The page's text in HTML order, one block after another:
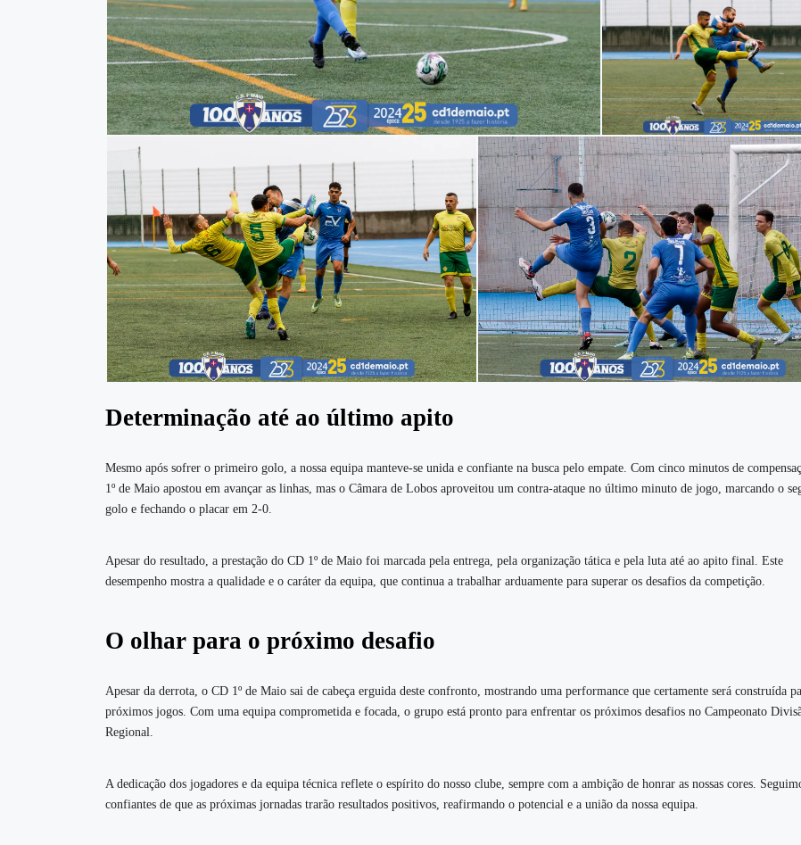
Determinação até ao último apito
Mesmo após sofrer o primeiro golo, a nossa equipa manteve-se unida e confiante na busca pelo empate. Com cinco minutos de
1º de Maio apostou em avançar as linhas, mas o Câmara de Lobos aproveitou um contra-ataque no último minuto de jogo, marcando o
golo e fechando o placar em 2-0.
Apesar do resultado, a prestação do CD 1º de Maio foi marcada pela entrega, pela organização tática e pela luta até ao apito final. Este
desempenho mostra a qualidade e o caráter da equipa, que continua a trabalhar arduamente para superar os desafios da competição.
O olhar para o próximo desafio
Apesar da derrota, o CD 1º de Maio sai de cabeça erguida deste confronto, mostrando uma performance que certamente será construída
próximos jogos. Com uma equipa comprometida e focada, o grupo está pronto para enfrentar os próximos desafios no Campeonato
Regional.
A dedicação dos jogadores e da equipa técnica reflete o espírito do nosso clube, sempre com a ambição de honrar as nossas cores.
confiantes de que as próximas jornadas trarão resultados positivos, reafirmando o potencial e a união da nossa equipa.